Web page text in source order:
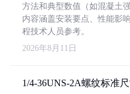
方法和典型数值（如混凝土
内容涵盖安装要点、性能影
程技术人员参考。
2026年8月11日
1/4-36UNS-2A螺纹标准